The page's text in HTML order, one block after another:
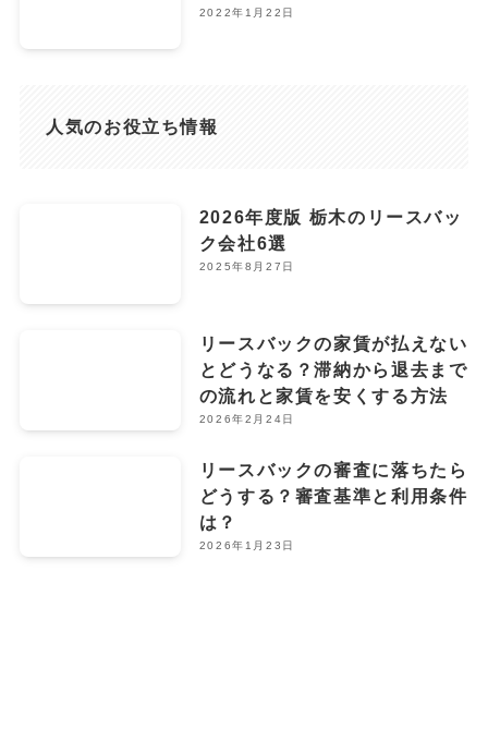
2022年1月22日
人気のお役立ち情報
2026年度版 栃木のリースバッ
ク会社6選
2025年8月27日
リースバックの家賃が払えない
とどうなる？滞納から退去まで
の流れと家賃を安くする方法
2026年2月24日
リースバックの審査に落ちたら
どうする？審査基準と利用条件
は？
2026年1月23日